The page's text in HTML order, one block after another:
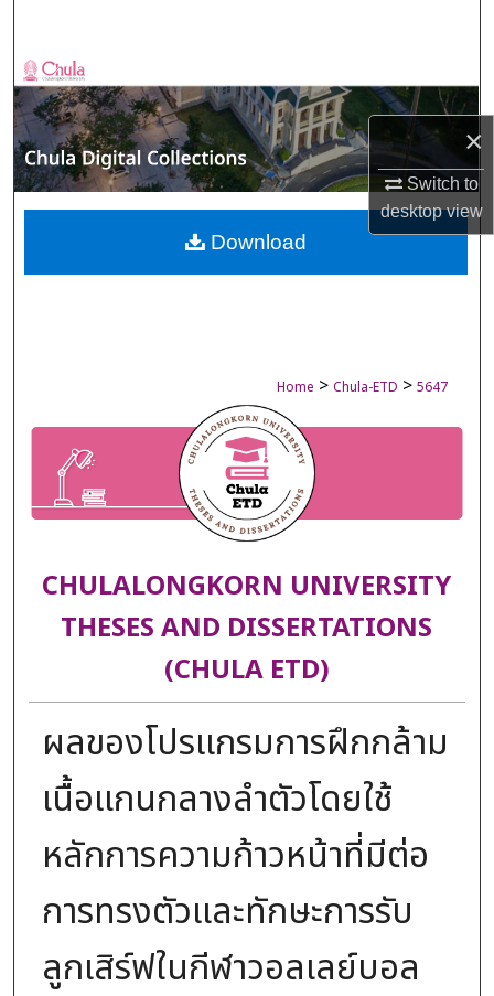
×
Switch to
desktopview
Browse Collections
My Account
About
Digital Commons Network™
Home > Chula-ETD > 5647
CHULALONGKORN UNIVERSITY
THESES AND DISSERTATIONS
(CHULA ETD)
ผลของโปรแกรมการฝึกกล้าม
เนื้อแกนกลางลำตัวโดยใช้
หลักการความก้าวหน้า​ที่มีต่อ
การทรงตัวและทักษะการรับ
ลูกเสิร์ฟในกีฬาวอลเลย์บอล
Download